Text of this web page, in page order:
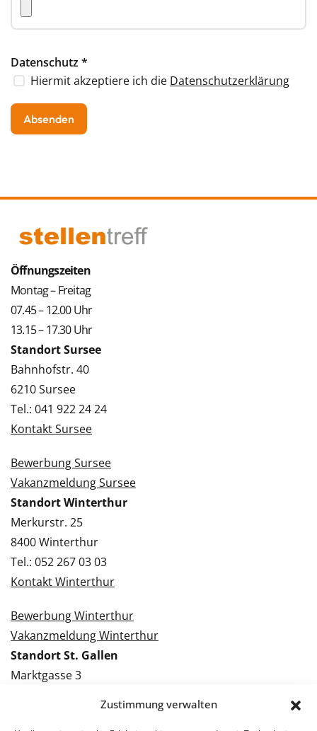
Zustimmung verwalten
Datenschutz*
Hiermit akzeptiere ich die Datenschutzerklärung
Öffnungszeiten
Montag – Freitag
07.45 – 12.00 Uhr
13.15 – 17.30 Uhr
Standort Sursee
Bahnhofstr. 40
6210 Sursee
Tel.: 041 922 24 24
Kontakt Sursee
Bewerbung Sursee
Vakanzmeldung Sursee
Standort Winterthur
Merkurstr. 25
8400 Winterthur
Tel.: 052 267 03 03
Kontakt Winterthur
Bewerbung Winterthur
Vakanzmeldung Winterthur
Standort St. Gallen
Marktgasse 3